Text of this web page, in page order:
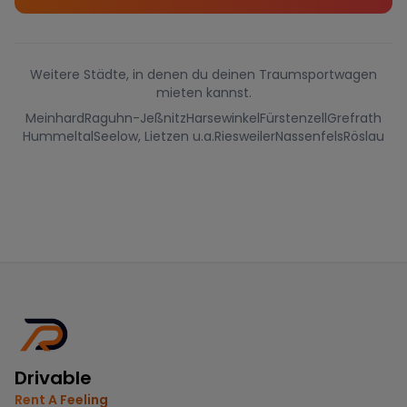
Weitere Städte, in denen du deinen Traumsportwagen
mieten kannst.
MeinhardRaguhn-JeßnitzHarsewinkelFürstenzellGrefrath
HummeltalSeelow, Lietzen u.a.RiesweilerNassenfelsRöslau
Drivable
Rent A Feeling